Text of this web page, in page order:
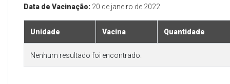
Data de Vacinação: 20 de janeiro de 2022
Unidade Vacina Quantidade
Nenhum resultado foi encontrado.